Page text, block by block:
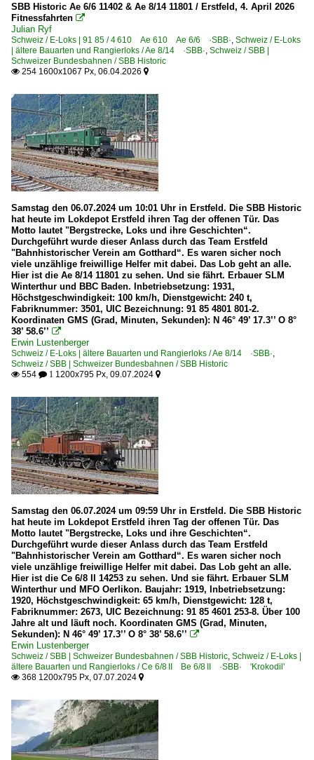
SBB Historic Ae 6/6 11402 & Ae 8/14 11801 / Erstfeld, 4. April 2026
Fitnessfahrten 
Julian Ryf
Schweiz / E-Loks | 91 85 / 4 610 Ae 610 Ae 6/6 ·SBB·, Schweiz / E-Loks
| ältere Bauarten und Rangierloks / Ae 8/14 ·SBB·, Schweiz / SBB |
Schweizer Bundesbahnen / SBB Historic
 254 1600x1067 Px, 06.04.2026 
Samstag den 06.07.2024 um 10:01 Uhr in Erstfeld. Die SBB Historic
hat heute im Lokdepot Erstfeld ihren Tag der offenen Tür. Das
Motto lautet "Bergstrecke, Loks und ihre Geschichten“.
Durchgeführt wurde dieser Anlass durch das Team Erstfeld
"Bahnhistorischer Verein am Gotthard“. Es waren sicher noch
viele unzählige freiwillige Helfer mit dabei. Das Lob geht an alle.
Hier ist die Ae 8/14 11801 zu sehen. Und sie fährt. Erbauer SLM
Winterthur und BBC Baden. Inbetriebsetzung: 1931,
Höchstgeschwindigkeit: 100 km/h, Dienstgewicht: 240 t,
Fabriknummer: 3501, UIC Bezeichnung: 91 85 4801 801-2.
Koordinaten GMS (Grad, Minuten, Sekunden): N 46° 49’ 17.3’’ O 8°
38’ 58.6’’ 
Erwin Lustenberger
Schweiz / E-Loks | ältere Bauarten und Rangierloks / Ae 8/14 ·SBB·,
Schweiz / SBB | Schweizer Bundesbahnen / SBB Historic
 554  1 1200x795 Px, 09.07.2024 
Samstag den 06.07.2024 um 09:59 Uhr in Erstfeld. Die SBB Historic
hat heute im Lokdepot Erstfeld ihren Tag der offenen Tür. Das
Motto lautet "Bergstrecke, Loks und ihre Geschichten“.
Durchgeführt wurde dieser Anlass durch das Team Erstfeld
"Bahnhistorischer Verein am Gotthard“. Es waren sicher noch
viele unzählige freiwillige Helfer mit dabei. Das Lob geht an alle.
Hier ist die Ce 6/8 II 14253 zu sehen. Und sie fährt. Erbauer SLM
Winterthur und MFO Oerlikon. Baujahr: 1919, Inbetriebsetzung:
1920, Höchstgeschwindigkeit: 65 km/h, Dienstgewicht: 128 t,
Fabriknummer: 2673, UIC Bezeichnung: 91 85 4601 253-8. Über 100
Jahre alt und läuft noch. Koordinaten GMS (Grad, Minuten,
Sekunden): N 46° 49’ 17.3’’ O 8° 38’ 58.6’’ 
Erwin Lustenberger
Schweiz / SBB | Schweizer Bundesbahnen / SBB Historic, Schweiz / E-Loks |
ältere Bauarten und Rangierloks / Ce 6/8 II Be 6/8 II ·SBB· 'Krokodil'
 368 1200x795 Px, 07.07.2024 